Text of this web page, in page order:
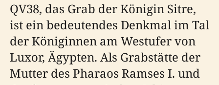
QV38, das Grab der Königin Sitre,
ist ein bedeutendes Denkmal im Tal
der Königinnen am Westufer von
Luxor, Ägypten. Als Grabstätte der
Mutter des Pharaos Ramses I. und